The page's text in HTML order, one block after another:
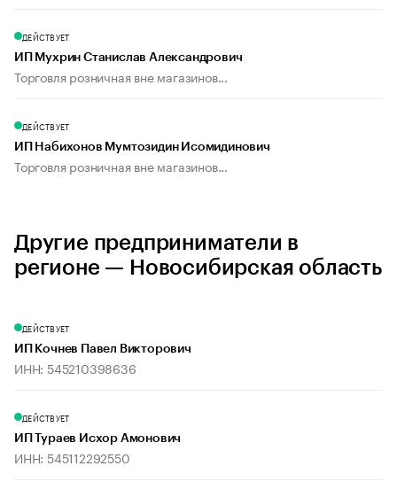
ДЕЙСТВУЕТ
ИП Мухрин Станислав Александрович
Торговля розничная вне магазинов...
ДЕЙСТВУЕТ
ИП Набихонов Мумтозидин Исомидинович
Торговля розничная вне магазинов...
Другие предприниматели в
регионе — Новосибирская область
ДЕЙСТВУЕТ
ИП Кочнев Павел Викторович
ИНН: 545210398636
ДЕЙСТВУЕТ
ИП Тураев Исхор Амонович
ИНН: 545112292550